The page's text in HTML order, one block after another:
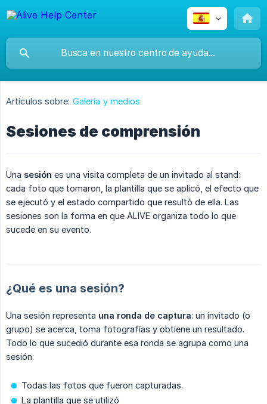
Artículos sobre: Galería y medios
Sesiones de comprensión
Una sesión es una visita completa de un invitado al stand:
cada foto que tomaron, la plantilla que se aplicó, el efecto que
se ejecutó y el estado compartido que resultó de ella. Las
sesiones son la forma en que ALIVE organiza todo lo que
sucede en su evento.
¿Qué es una sesión?
Una sesión representa una ronda de captura: un invitado (o
grupo) se acerca, toma fotografías y obtiene un resultado.
Todo lo que sucedió durante esa ronda se agrupa como una
sesión:
Todas las fotos que fueron capturadas.
La plantilla que se utilizó